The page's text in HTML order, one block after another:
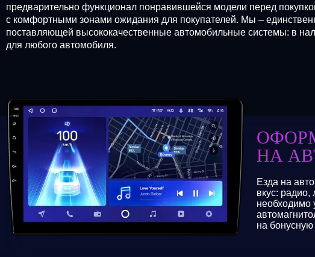
предварительно функционал понравившейся модели перед
с комфортными зонами ожидания для покупателей. Мы –
поставляющей высококачественные автомобильные системы: в
для любого автомобиля.
НА
Езда на
вкус:
необходимо
на